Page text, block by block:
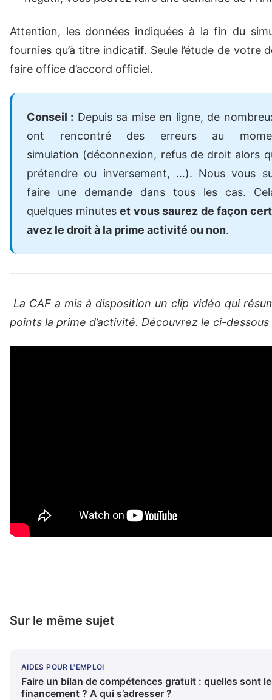
Attention, les données indiquées à la fin du
fournies qu’à titre indicatif. Seule l’étude de votre
faire office d’accord officiel.
Conseil : Depuis sa mise en ligne, de
ont rencontré des erreurs au
simulation (déconnexion, refus de droit alors
prétendre ou inversement, …). Nous vous
faire une demande dans tous les cas.
quelques minuteset vous saurez de façon
avez le droit à la prime activité ou non.
La CAF a mis à disposition un clip vidéo qui
points la prime d’activité. Découvrez le ci-dessous
Sur le même sujet
AIDES POUR L'EMPLOI
Faire un bilan de compétences gratuit : quelles sont
financement ? A qui s’adresser ?